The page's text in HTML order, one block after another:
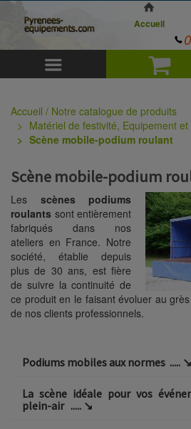
Accueil
Accueil / Notre catalogue de produits
Matériel de festivité, Equipement
Scène mobile-podium roulant
Scène mobile-podium
Les scènes podiums
roulants sont entièrement
fabriqués dans nos
ateliers en France. Notre
société, établie depuis
plus de 30 ans, est fière
de suivre la continuité de
ce produit en le faisant évoluer au
de nos clients professionnels.
Podiums mobiles aux normes ..... ↘​
La scène idéale pour vos
plein-air..... ↘​